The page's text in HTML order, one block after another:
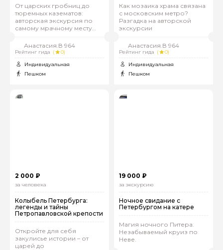
От царских гробниц до
тюремных казематов:
авторская экскурсия по
самому мрачному месту
Анастасия.В 964
Рейтинг гида (
0)
Индивидуальная
Пешком
Как мозаика храма связана
с московским метро?
Разгадка на авторской
экскурсии
Анастасия.В 964
Рейтинг гида (
0)
Индивидуальная
Пешком
2 000 ₽
за человека
Колыбель Петербурга:
легенды и тайны
Петропавловской крепости
Откройте для себя
закулисье истории – от
царей до
19 000 ₽
за экскурсию
Ночное свидание с
Петербургом на катере
Магия ночного Питера.
Незабываемый круиз по
Неве.